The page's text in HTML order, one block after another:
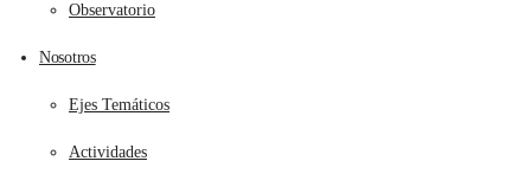
Observatorio
Nosotros
Ejes Temáticos
Actividades